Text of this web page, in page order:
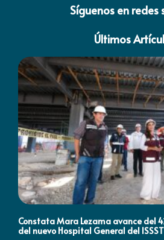
Síguenos en redes
Últimos
Constata Mara Lezama avance del
del nuevo Hospital General del